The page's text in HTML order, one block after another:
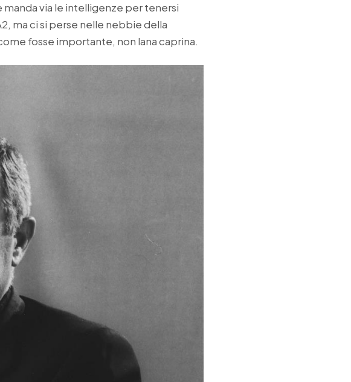
manda via le intelligenze per tenersi
ma ci si perse nelle nebbie della
fosse importante, non lana caprina.